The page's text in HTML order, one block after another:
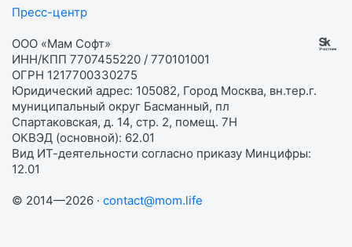
Пресс-центр
ООО «Мам Софт»
ИНН/КПП 7707455220 / 770101001
ОГРН 1217700330275
Юридический адрес: 105082, Город Москва, вн.тер.г.
муниципальный округ Басманный, пл
Спартаковская, д. 14, стр. 2, помещ. 7Н
ОКВЭД (основной): 62.01
Вид ИТ-деятельности согласно приказу Минцифры:
12.01
© 2014—2026 · contact@mom.life